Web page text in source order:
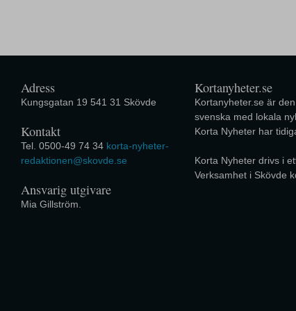
Adress
Kungsgatan 19 541 31 Skövde
Kontakt
Tel. 0500-49 74 34 korta-nyheter-
redaktionen@skovde.se
Ansvarig utgivare
Mia Gillström.
Kortanyheter.se
Kortanyheter.se är
svenska med lokala
Korta Nyheter har
Korta Nyheter drivs i
Verksamhet i Skövde